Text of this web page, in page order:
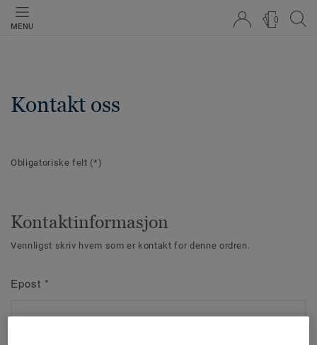
MENU
0
Kontakt oss
Obligatoriske felt (*)
Kontaktinformasjon
Vennligst skriv hvem som er kontakt for denne ordren.
Epost *